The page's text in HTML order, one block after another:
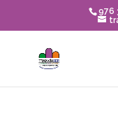
content
976